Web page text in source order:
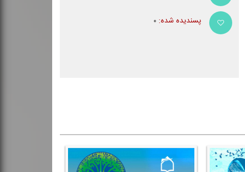
پسندیده شده: